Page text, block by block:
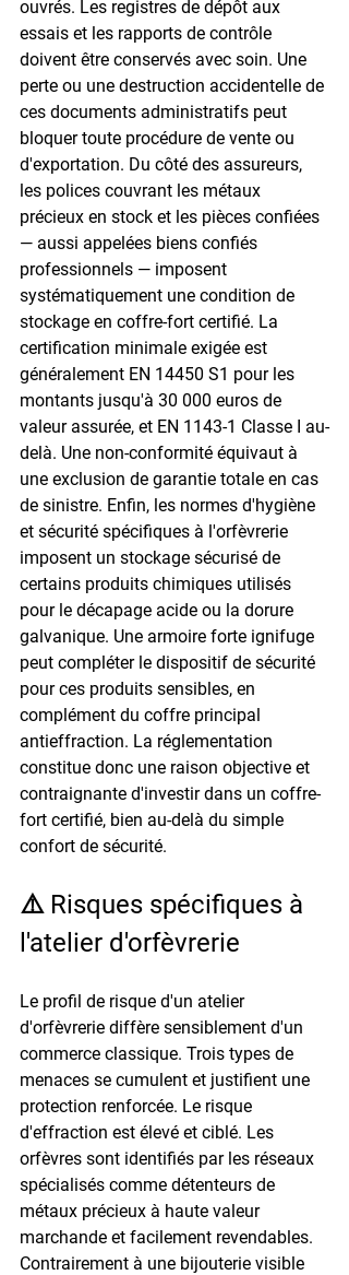
ouvrés. Les registres de dépôt aux
essais et les rapports de contrôle
doivent être conservés avec soin. Une
perte ou une destruction accidentelle de
ces documents administratifs peut
bloquer toute procédure de vente ou
d'exportation. Du côté des assureurs,
les polices couvrant les métaux
précieux en stock et les pièces confiées
— aussi appelées biens confiés
professionnels — imposent
systématiquement une condition de
stockage en coffre-fort certifié. La
certification minimale exigée est
généralement EN 14450 S1 pour les
montants jusqu'à 30 000 euros de
valeur assurée, et EN 1143-1 Classe I au-
delà. Une non-conformité équivaut à
une exclusion de garantie totale en cas
de sinistre. Enfin, les normes d'hygiène
et sécurité spécifiques à l'orfèvrerie
imposent un stockage sécurisé de
certains produits chimiques utilisés
pour le décapage acide ou la dorure
galvanique. Une armoire forte ignifuge
peut compléter le dispositif de sécurité
pour ces produits sensibles, en
complément du coffre principal
antieffraction. La réglementation
constitue donc une raison objective et
contraignante d'investir dans un coffre-
fort certifié, bien au-delà du simple
confort de sécurité.
⚠️ Risques spécifiques à
l'atelier d'orfèvrerie
Le profil de risque d'un atelier
d'orfèvrerie diffère sensiblement d'un
commerce classique. Trois types de
menaces se cumulent et justifient une
protection renforcée. Le risque
d'effraction est élevé et ciblé. Les
orfèvres sont identifiés par les réseaux
spécialisés comme détenteurs de
métaux précieux à haute valeur
marchande et facilement revendables.
Contrairement à une bijouterie visible